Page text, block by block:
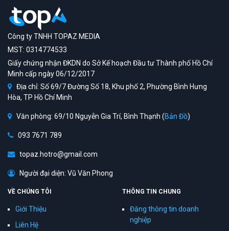
Công ty TNHH TOPAZ MEDIA
MST: 0314774533
Giấy chứng nhận ĐKDN do Sở Kế hoạch Đầu tư Thành phố Hồ Chí
Minh cấp ngày 06/12/2017
Địa chỉ: Số 69/7 Đường Số 18, Khu phố 2, Phường Bình Hưng
Hòa, TP Hồ Chí Minh
Văn phòng: 69/10 Nguyễn Gia Trí, Bình Thạnh (Bản Đồ)
093 7671 789
topaz.hotro@gmail.com
Người đại diện: Vũ Văn Phong
VỀ CHÚNG TÔI
Giới Thiệu
Liên Hệ
THÔNG TIN CHUNG
Đăng thông tin doanh
nghiệp